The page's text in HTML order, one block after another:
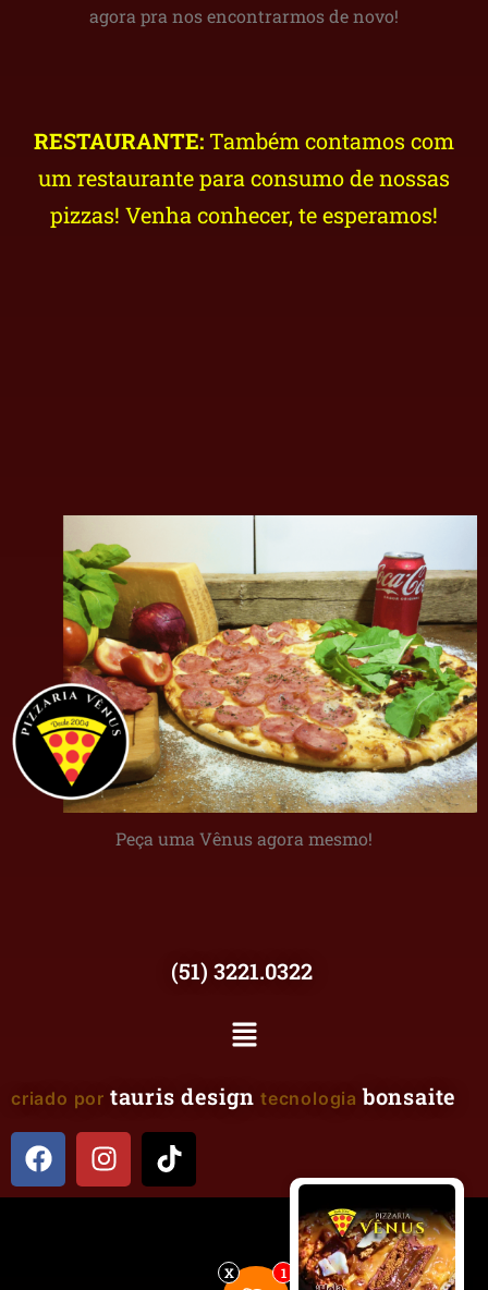
agora pra nos encontrarmos de novo!
RESTAURANTE: Também contamos com
um restaurante para consumo de nossas
pizzas! Venha conhecer, te esperamos!
Peça uma Vênus agora mesmo!
(51) 3221.0322
criado por tauris design tecnologia bonsaite
X 1